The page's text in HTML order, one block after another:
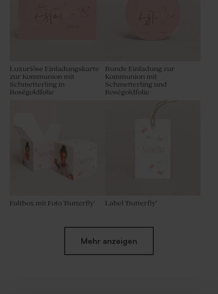
Luxuriöse Einladungskarte
zur Kommunion mit
Schmetterling in
Roségoldfolie
Runde Einladung zur
Kommunion mit
Schmetterling und
Roségoldfolie
Faltbox mit Foto 'Butterfly' Label 'Butterfly'
Mehr anzeigen